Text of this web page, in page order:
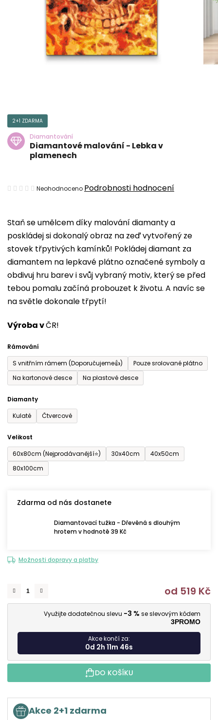
Staň se umělcem díky malování diamanty a
poskládej si dokonalý obraz na zeď vytvořený ze
stovek třpytivých kamínků! Pokládej diamant za
diamantem na lepkavé plátno označené symboly a
obdivuj hru barev i svůj vybraný motiv, který se před
tebou pomalu začíná probouzet k životu. A navíc se
na světle dokonale třpytí!
Výroba vČR!
Rámování
S vnitřním rámem (Doporučujeme👍)
Pouze srolované plátno
Na kartonové desce
Na plastové desce
Diamanty
Kulaté
Čtvercové
Velikost
60x80cm (Nejprodávanější⭐)
30x40cm
40x50cm
80x100cm
Zdarma od nás dostanete
Diamantovací tužka - Dřevěná s dlouhým
hrotem v hodnotě 39 Kč
Možnosti dopravy a platby
od 519 Kč
Využijte dodatečnou slevu -3 % se slevovým kódem
3PROMO
Akce končí za:
0d 2h 11m 45s
DO KOŠÍKU
Akce 2+1 zdarma
2+1 ZDARMA
Diamantování
Diamantové malování - Lebka v
plamenech
Průměrné
je
0,0
z
5
hvězdiček.
Neohodnoceno Podrobnosti hodnocení